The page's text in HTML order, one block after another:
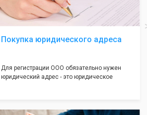
юристами, успешно проходит регистрацию в
налоговой инспекции!
Покупка юридического адреса
Для регистрации ООО обязательно нужен
юридический адрес - это юридическое
предоставит Вам самые лучшие